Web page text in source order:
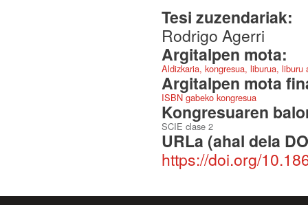
Tesi zuzendariak:
Rodrigo Agerri
Argitalpen mota:
Aldizkaria, kongresua, liburua,
Argitalpen mota
ISBN gabeko kongresua
Kongresuaren
SCIE clase 2
URLa (ahal dela
https://doi.org/